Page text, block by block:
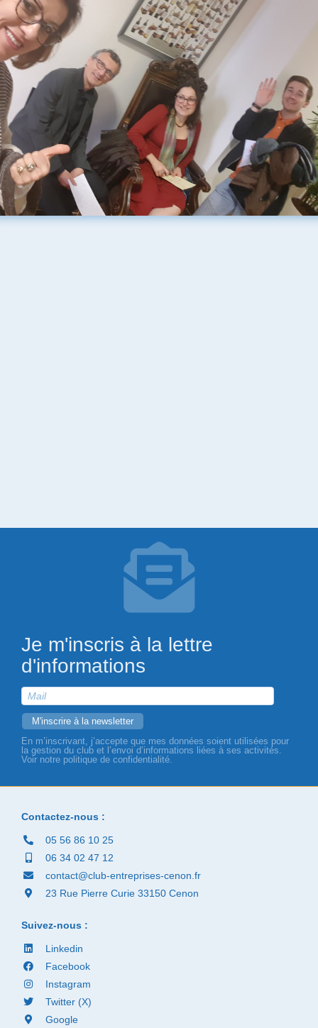
Je m'inscris à la lettre
d'informations
En m’inscrivant, j’accepte que mes données soient utilisées pour
la gestion du club et l’envoi d’informations liées à ses activités.
Voir notre politique de confidentialité.
Contactez-nous :
05 56 86 10 25
06 34 02 47 12
contact@club-entreprises-cenon.fr
23 Rue Pierre Curie 33150 Cenon
Suivez-nous :
Linkedin
Facebook
Instagram
Twitter (X)
Google